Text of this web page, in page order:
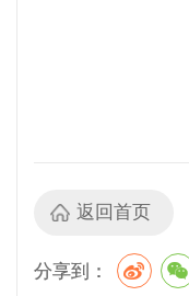
（李
返回首页
分享到：